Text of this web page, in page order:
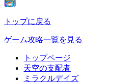
トップに戻る
ゲーム攻略一覧を見る
トップページ
天空の支配者
ミラクルデイズ